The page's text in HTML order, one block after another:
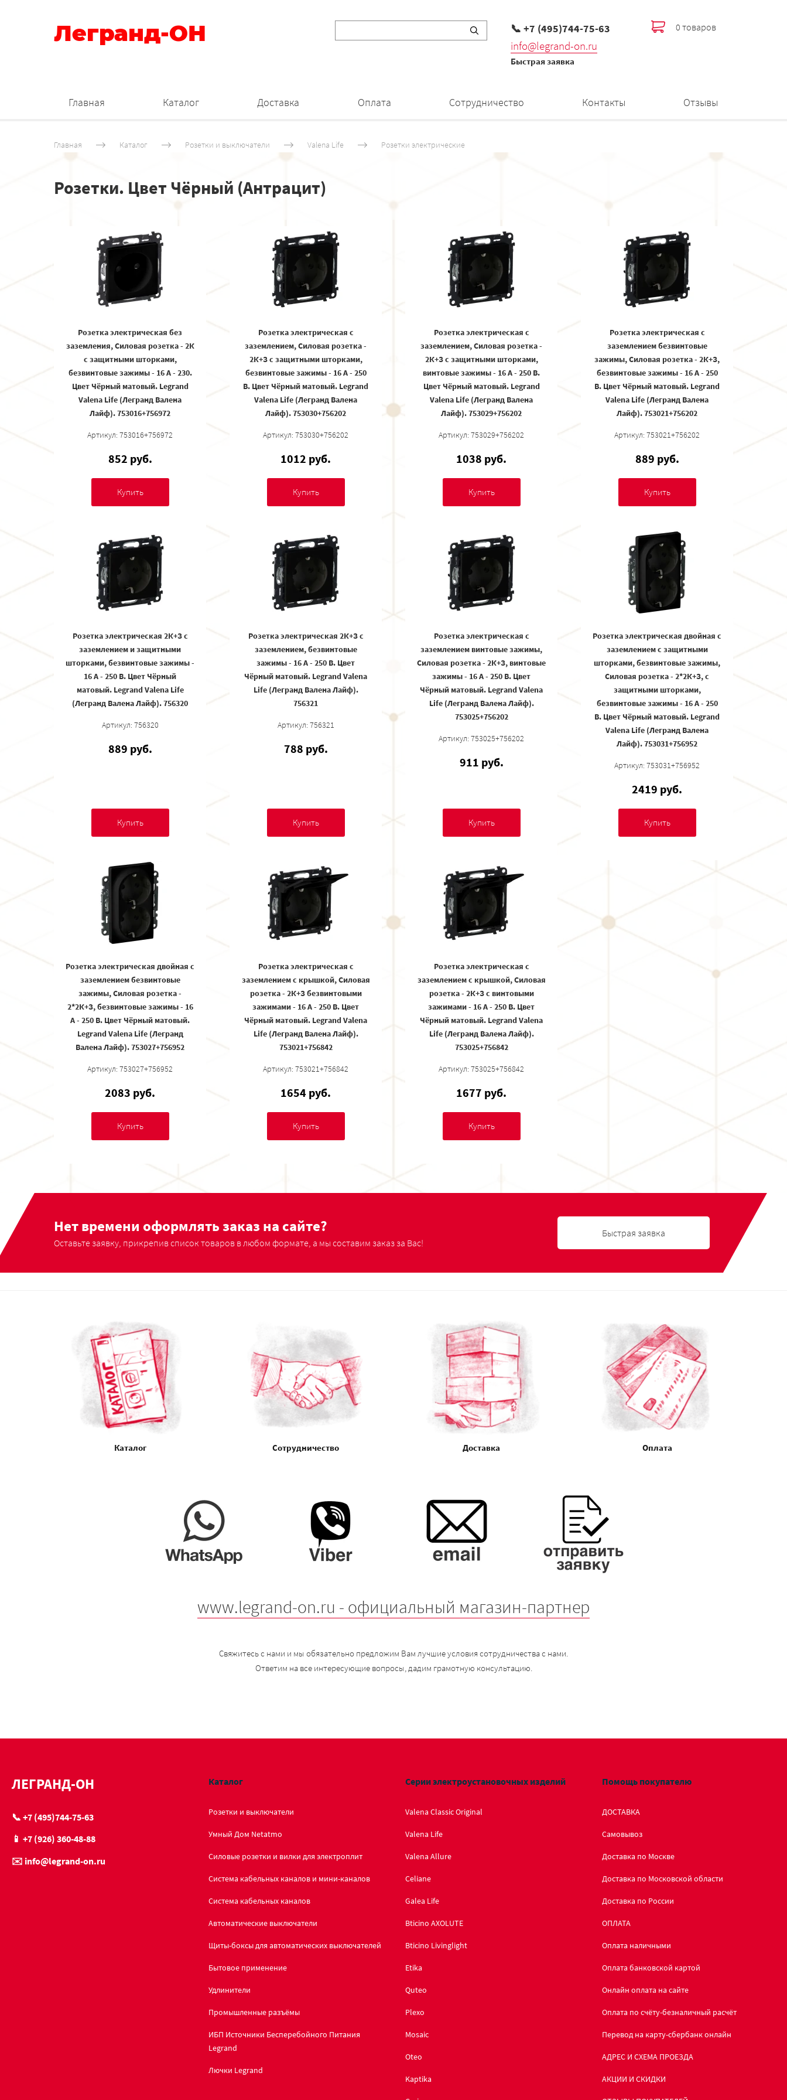
Легранд-ОН 📞 +7 (495)744-75-63
info@legrand-on.ru
Быстрая заявка
0 товаров
Главная Каталог Доставка Оплата Сотрудничество Контакты Отзывы
Главная Каталог Розетки и выключатели Valena Life Розетки электрические
Розетки. Цвет Чёрный (Антрацит)
Розетка электрическая без
заземления, Силовая розетка - 2К
с защитными шторками,
безвинтовые зажимы - 16 А - 230.
Цвет Чёрный матовый. Legrand
Valena Life (Легранд Валена
Лайф). 753016+756972
Артикул: 753016+756972
852 руб.
Купить
Розетка электрическая с
заземлением, Силовая розетка -
2К+З с защитными шторками,
безвинтовые зажимы - 16 А - 250
В. Цвет Чёрный матовый. Legrand
Valena Life (Легранд Валена
Лайф). 753030+756202
Артикул: 753030+756202
1012 руб.
Купить
Розетка электрическая с
заземлением, Силовая розетка -
2К+З с защитными шторками,
винтовые зажимы - 16 А - 250 В.
Цвет Чёрный матовый. Legrand
Valena Life (Легранд Валена
Лайф). 753029+756202
Артикул: 753029+756202
1038 руб.
Купить
Розетка электрическая с
заземлением безвинтовые
зажимы, Силовая розетка - 2К+З,
безвинтовые зажимы - 16 А - 250
В. Цвет Чёрный матовый. Legrand
Valena Life (Легранд Валена
Лайф). 753021+756202
Артикул: 753021+756202
889 руб.
Купить
Розетка электрическая 2К+З с
заземлением и защитными
шторками, безвинтовые зажимы -
16 А - 250 В. Цвет Чёрный
матовый. Legrand Valena Life
(Легранд Валена Лайф). 756320
Артикул: 756320
889 руб.
Купить
Розетка электрическая 2К+З с
заземлением, безвинтовые
зажимы - 16 А - 250 В. Цвет
Чёрный матовый. Legrand Valena
Life (Легранд Валена Лайф).
756321
Артикул: 756321
788 руб.
Купить
Розетка электрическая с
заземлением винтовые зажимы,
Силовая розетка - 2К+З, винтовые
зажимы - 16 А - 250 В. Цвет
Чёрный матовый. Legrand Valena
Life (Легранд Валена Лайф).
753025+756202
Артикул: 753025+756202
911 руб.
Купить
Розетка электрическая двойная с
заземлением с защитными
шторками, безвинтовые зажимы,
Силовая розетка - 2*2К+З, с
защитными шторками,
безвинтовые зажимы - 16 А - 250
В. Цвет Чёрный матовый. Legrand
Valena Life (Легранд Валена
Лайф). 753031+756952
Артикул: 753031+756952
2419 руб.
Купить
Розетка электрическая двойная с
заземлением безвинтовые
зажимы, Силовая розетка -
2*2К+З, безвинтовые зажимы - 16
А - 250 В. Цвет Чёрный матовый.
Legrand Valena Life (Легранд
Валена Лайф). 753027+756952
Артикул: 753027+756952
2083 руб.
Купить
Розетка электрическая с
заземлением с крышкой, Силовая
розетка - 2К+З безвинтовыми
зажимами - 16 А - 250 В. Цвет
Чёрный матовый. Legrand Valena
Life (Легранд Валена Лайф).
753021+756842
Артикул: 753021+756842
1654 руб.
Купить
Розетка электрическая с
заземлением с крышкой, Силовая
розетка - 2К+З с винтовыми
зажимами - 16 А - 250 В. Цвет
Чёрный матовый. Legrand Valena
Life (Легранд Валена Лайф).
753025+756842
Артикул: 753025+756842
1677 руб.
Купить
Нет времени оформлять заказ на сайте?
Оставьте заявку, прикрепив список товаров в любом формате, а мы составим заказ за Вас!
Быстрая заявка
Каталог Сотрудничество Доставка Оплата
www.legrand-on.ru - официальный магазин-партнер
Свяжитесь с нами и мы обязательно предложим Вам лучшие условия сотрудничества с нами.
Ответим на все интересующие вопросы, дадим грамотную консультацию.
ЛЕГРАНД-ОН
📞 +7 (495)744-75-63
📱 +7 (926) 360-48-88
✉️ info@legrand-on.ru
Каталог
Розетки и выключатели
Умный Дом Netatmo
Силовые розетки и вилки для электроплит
Система кабельных каналов и мини-каналов
Система кабельных каналов
Автоматические выключатели
Щиты-боксы для автоматических выключателей
Бытовое применение
Удлинители
Промышленные разъёмы
ИБП Источники Бесперебойного Питания
Legrand
Лючки Legrand
Серии электроустановочных изделий
Valena Classic Original
Valena Life
Valena Allure
Celiane
Galea Life
Bticino AXOLUTE
Bticino Livinglight
Etika
Quteo
Plexo
Mosaic
Oteo
Kaptika
Помощь покупателю
ДОСТАВКА
Самовывоз
Доставка по Москве
Доставка по Московской области
Доставка по России
ОПЛАТА
Оплата наличными
Оплата банковской картой
Онлайн оплата на сайте
Оплата по счёту-безналичный расчёт
Перевод на карту-сбербанк онлайн
АДРЕС И СХЕМА ПРОЕЗДА
АКЦИИ И СКИДКИ